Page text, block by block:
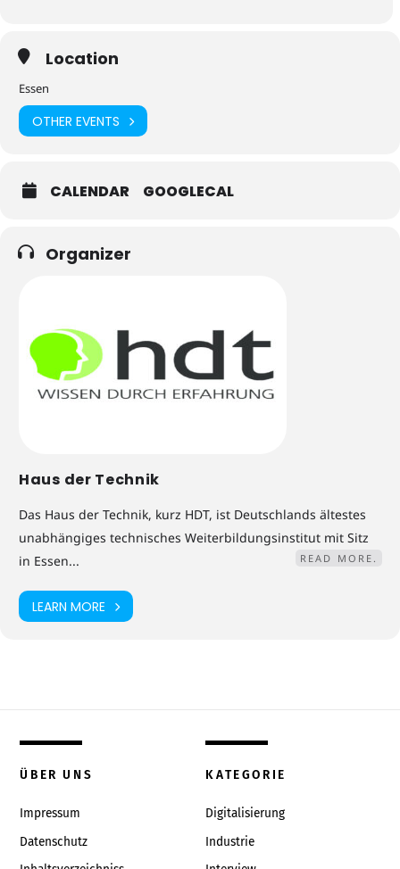
Location
Essen
OTHER EVENTS
CALENDAR GOOGLECAL
Organizer
Haus der Technik
Das Haus der Technik, kurz HDT, ist Deutschlands ältestes
unabhängiges technisches Weiterbildungsinstitut mit Sitz
in Essen...
READ MORE.
LEARN MORE
ÜBER UNS
Impressum
Datenschutz
KATEGORIE
Digitalisierung
Industrie